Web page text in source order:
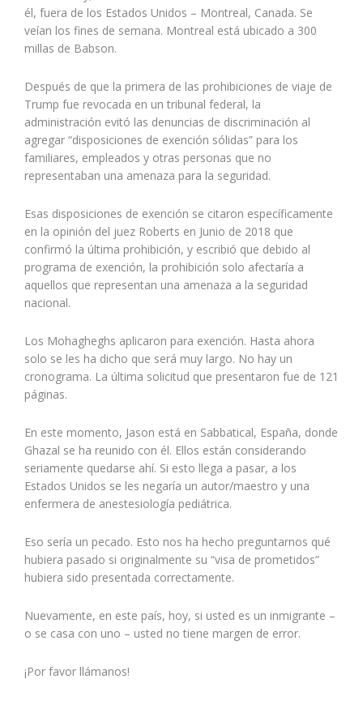
él, fuera de los Estados Unidos – Montreal, Canada. Se
veían los fines de semana. Montreal está ubicado a 300
millas de Babson.
Después de que la primera de las prohibiciones de viaje de
Trump fue revocada en un tribunal federal, la
administración evitó las denuncias de discriminación al
agregar “disposiciones de exención sólidas” para los
familiares, empleados y otras personas que no
representaban una amenaza para la seguridad.
Esas disposiciones de exención se citaron específicamente
en la opinión del juez Roberts en Junio de 2018 que
confirmó la última prohibición, y escribió que debido al
programa de exención, la prohibición solo afectaría a
aquellos que representan una amenaza a la seguridad
nacional.
Los Mohagheghs aplicaron para exención. Hasta ahora
solo se les ha dicho que será muy largo. No hay un
cronograma. La última solicitud que presentaron fue de 121
páginas.
En este momento, Jason está en Sabbatical, España, donde
Ghazal se ha reunido con él. Ellos están considerando
seriamente quedarse ahí. Si esto llega a pasar, a los
Estados Unidos se les negaría un autor/maestro y una
enfermera de anestesiología pediátrica.
Eso sería un pecado. Esto nos ha hecho preguntarnos qué
hubiera pasado si originalmente su “visa de prometidos”
hubiera sido presentada correctamente.
Nuevamente, en este país, hoy, si usted es un inmigrante –
o se casa con uno – usted no tiene margen de error.
¡Por favor llámanos!